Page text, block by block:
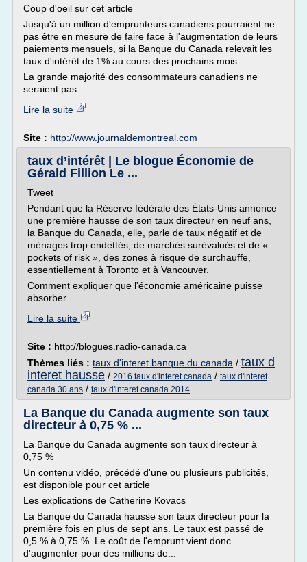
Coup d'oeil sur cet article
Jusqu'à un million d'emprunteurs canadiens pourraient ne
pas être en mesure de faire face à l'augmentation de leurs
paiements mensuels, si la Banque du Canada relevait les
taux d'intérêt de 1% au cours des prochains mois.
La grande majorité des consommateurs canadiens ne
seraient pas...
Lire la suite
Site : http://www.journaldemontreal.com
taux d’intérêt | Le blogue Économie de
Gérald Fillion Le ...
Tweet
Pendant que la Réserve fédérale des États-Unis annonce
une première hausse de son taux directeur en neuf ans,
la Banque du Canada, elle, parle de taux négatif et de
ménages trop endettés, de marchés surévalués et de «
pockets of risk », des zones à risque de surchauffe,
essentiellement à Toronto et à Vancouver.
Comment expliquer que l'économie américaine puisse
absorber...
Lire la suite
Site : http://blogues.radio-canada.ca
Thèmes liés : taux d'interet banque du canada / taux d
interet hausse / 2016 taux d'interet canada / taux d'interet
canada 30 ans / taux d'interet canada 2014
La Banque du Canada augmente son taux
directeur à 0,75 % ...
La Banque du Canada augmente son taux directeur à
0,75 %
Un contenu vidéo, précédé d'une ou plusieurs publicités,
est disponible pour cet article
Les explications de Catherine Kovacs
La Banque du Canada hausse son taux directeur pour la
première fois en plus de sept ans. Le taux est passé de
0,5 % à 0,75 %. Le coût de l'emprunt vient donc
d'augmenter pour des millions de...